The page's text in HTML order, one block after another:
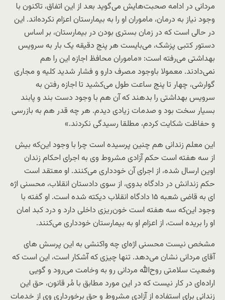
مردانی در ادامه صحبت‌هایش می‌گوید بعد از این اتفاق، تاکنون با
وجود نیاز به درمان، ماموران او را به بیمارستان اعزام نکرده‌اند. این
در حالی است که در زمان بستری بودن در بیمارستان، بر اساس
دستور کتبی پزشک، می‌بایست هر پنج دقیقه یک بار به سرویس
بهداشتی می‌رفته است: «ماموران محافظ اجازه این را هم
نمی‌دادند. معمولا باوجود مصرف دارو و فشار شدید کلیه و مجاری
گوارشی، چهار تا پنج ساعت طول می‌کشید تا اجازه رفتن به
سرویس بهداشتی را بدهند که آن هم با وجود دست بند و پابند
بسیار سخت بود و صدمات زیادی دیدم. هر چه قدر هم به بازرسی
و حفاظت شکایت کردم، مطلقا رسیدگی نکردند.»
این معلم زندانی هم چنین پرسیده است چرا با وجود این‌که بیش
از سه هفته است حکم آزادی مشروط وی به اجرای احکام زندان
اوین ارسال شده، از اجرای آن خودداری می‌کنند. او معتقد است
حکم زندانش در دادگاه بدوی، از سوی دادستان انقلاب، محسنی اژه
ای به قاضی شعبه ۱۵ دادگاه انقلاب دیکته شده است. او گفته با
وجود این‌که سه هفته است خون‌ریزی داخلی دارد و درد کبد امان
او را بریده است، از اعزام او به بیمارستان خودداری می‌کنند.
مشخص نیست محسنی اژه‌ای چه واکنشی به این پرسش های
آقای مردانی نشان می‌دهد. تنها چیزی که آشکار است، این‌ است که
وضعیت سلامتی روح‌الله مردانی رو به وخامت می‌رود و گویی
اراده‌ای در کار نیست که در این مورد مطابق با مُر قانون، حق این
زندانی برای استفاده از آزادی مشروط و حق برخورداری وی از خدمات